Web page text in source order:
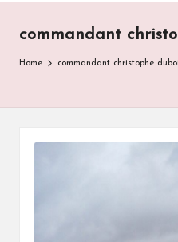
commandant
Home commandant christophe